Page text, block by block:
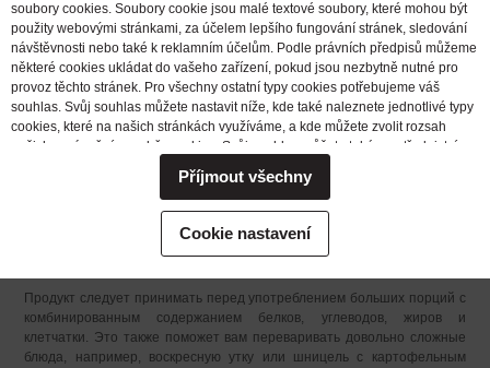
Продукт следует принимать перед употреблением больших порций с
комбинированным содержанием белков, углеводов, жиров и
клетчатки. Это также поможет вам переваривать довольно сложные
блюда, например, воскресную утку или шницель с картофельным
soubory cookies. Soubory cookie jsou malé textové soubory, které mohou být
použity webovými stránkami, za účelem lepšího fungování stránek, sledování
návštěvnosti nebo také k reklamním účelům. Podle právních předpisů můžeme
některé cookies ukládat do vašeho zařízení, pokud jsou nezbytně nutné pro
provoz těchto stránek. Pro všechny ostatní typy cookies potřebujeme váš
souhlas. Svůj souhlas můžete nastavit níže, kde také naleznete jednotlivé typy
cookies, které na našich stránkách využíváme, a kde můžete zvolit rozsah
našich oprávnění pro sběr cookies. Svůj souhlas můžete také prostřednictvím
změny vybrané varianty kdykoli změnit nebo zrušit. Pokud byste nás
potřebovali ohledně výkonu vašich práv v souvislosti se zpracováním cookies
Podrobné informace k souborům cookies a více o tom, kdo jsme a jak
Cookie nastavení
Příjmout všechny